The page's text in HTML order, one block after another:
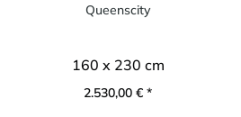
Queenscity
160 x 230 cm
2.530,00 € *